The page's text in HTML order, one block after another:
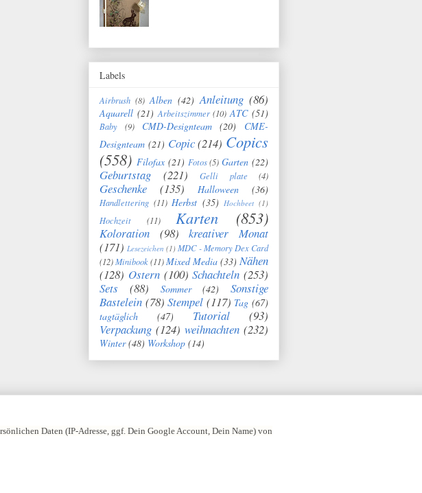
Labels
Airbrush (8) Alben (42) Anleitung (86)
Aquarell (21) Arbeitszimmer (10) ATC (51)
Baby (9) CMD-Designteam (20)
CME-
Designteam (21) Copic (214) Copics
(558) Filofax (21) Fotos (5) Garten (22)
Geburtstag (221) Gelli plate (4)
Geschenke (135) Halloween (36)
Handlettering (11) Herbst (35) Hochbeet (1)
Hochzeit (11) Karten (853)
Koloration (98)
kreativer Monat
(171) Lesezeichen (1) MDC - Memory Dex Card
(12)Minibook(11) Mixed Media (33) Nähen
(128) Ostern (100) Schachteln (253)
Sets
(88) Sommer (42)
Sonstige
Bastelein (78) Stempel (117) Tag (67)
tagtäglich
(47) Tutorial
(93)
Verpackung (124) weihnachten (232)
Winter (48) Workshop (14)
Daten (IP-Adresse, ggf. Dein Google Account, Dein Name) von